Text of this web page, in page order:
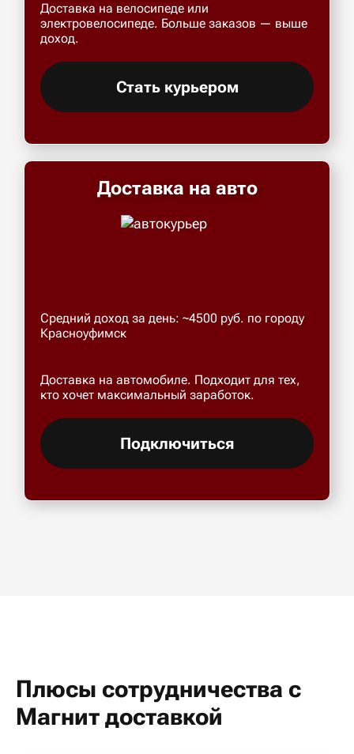
Доставка на велосипеде или
электровелосипеде. Больше заказов — выше
доход.
Стать курьером
Доставка на авто
Средний доход за день: ~4500 руб. по городу
Красноуфимск
Доставка на автомобиле. Подходит для тех,
кто хочет максимальный заработок.
Подключиться
Плюсы сотрудничества с
Магнит доставкой